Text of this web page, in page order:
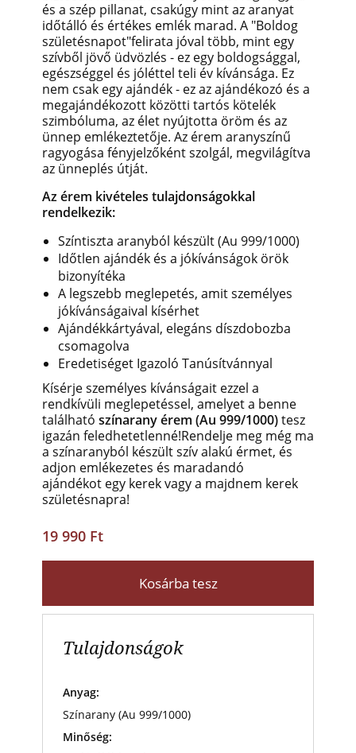
és a szép pillanat, csakúgy mint az aranyat
időtálló és értékes emlék marad. A "Boldog
születésnapot"felirata jóval több, mint egy
szívből jövő üdvözlés - ez egy boldogsággal,
egészséggel és jóléttel teli év kívánsága. Ez
nem csak egy ajándék - ez az ajándékozó és a
megajándékozott közötti tartós kötelék
szimbóluma, az élet nyújtotta öröm és az
ünnep emlékeztetője. Az érem aranyszínű
ragyogása fényjelzőként szolgál, megvilágítva
az ünneplés útját.
Az érem kivételes tulajdonságokkal
rendelkezik:
Színtiszta aranyból készült (Au 999/1000)
Időtlen ajándék és a jókívánságok örök
bizonyítéka
A legszebb meglepetés, amit személyes
jókívánságaival kísérhet
Ajándékkártyával, elegáns díszdobozba
csomagolva
Eredetiséget Igazoló Tanúsítvánnyal
Kísérje személyes kívánságait ezzel a
rendkívüli meglepetéssel, amelyet a benne
található színarany érem (Au 999/1000)tesz
igazán feledhetetlenné!Rendelje meg még ma
a színaranyból készült szív alakú érmet, és
adjon emlékezetes és maradandó
ajándékot egy kerek vagy a majdnem kerek
születésnapra!
19 990 Ft
Kosárba tesz
Tulajdonságok
Anyag:
Színarany (Au 999/1000)
Minőség: